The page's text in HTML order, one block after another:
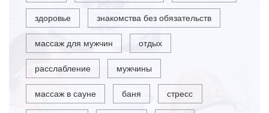
здоровье знакомства без обязательств
массаж для мужчин отдых
расслабление мужчины
массаж в сауне баня стресс